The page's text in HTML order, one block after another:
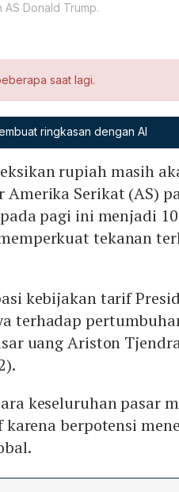
Donald Trump.
saat lagi.
ringkasan dengan AI
rupiah masih
Serikat (AS)
pagi ini menjadi
tekanan
kebijakan tarif
terhadap
uang Ariston
keseluruhan pasar
berpotensi